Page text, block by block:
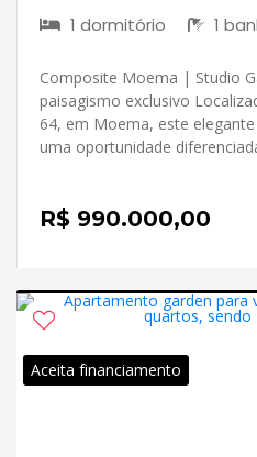
1 dormitório 1
Composite Moema | Studio
paisagismo exclusivo
64, em Moema, este
uma oportunidade
R$ 990.000,00
Aceita financiamento